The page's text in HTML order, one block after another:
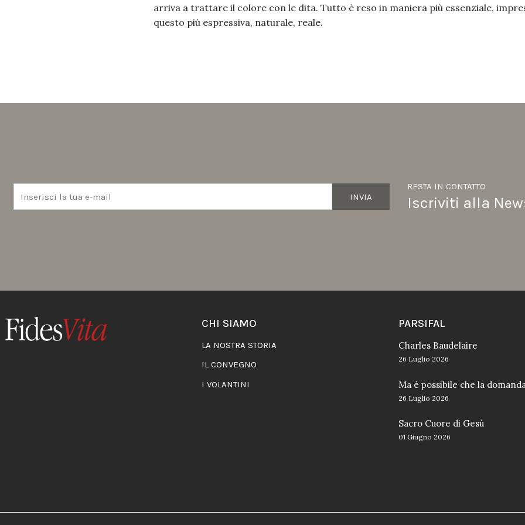
arriva a trattare il colore con le dita. Tutto è reso in maniera più essenziale,
questo più espressiva, naturale, reale.
INVIA
RESTA IN CONTATTO
Iscriviti alla
CHI SIAMO
LA NOSTRA STORIA
IL CONVEGNO
I VOLANTINI
PARSIFAL
Charles Baudelaire
26 Luglio 2026
Ma è possibile che la
26 Luglio 2026
Sacro Cuore di Gesù
01 Giugno 2026